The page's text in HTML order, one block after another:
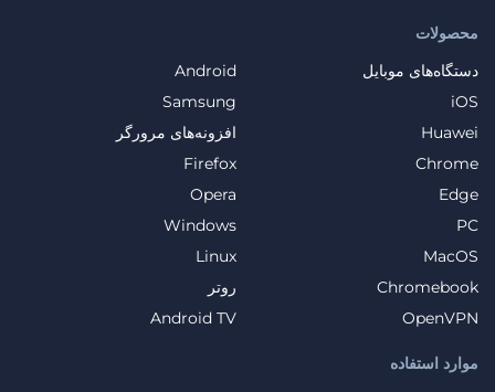
محصولات
دستگاه‌های موبایل
Android
iOS
Samsung
Huawei
افزونه‌های مرورگر
Chrome
Firefox
Edge
Opera
PC
Windows
MacOS
Linux
Chromebook
روتر
OpenVPN
Android TV
موارد استفاده